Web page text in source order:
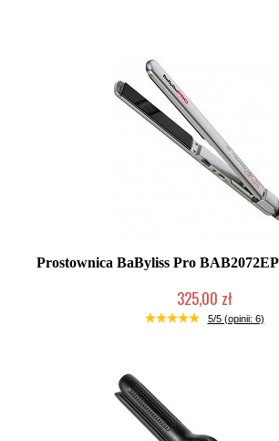
Prostownica BaByliss Pro
325,00 zł
Chwilowo niedostępny
5/5 (opinii: 6)